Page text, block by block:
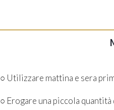
○ Utilizzare mattina e sera
○ Erogare una piccola